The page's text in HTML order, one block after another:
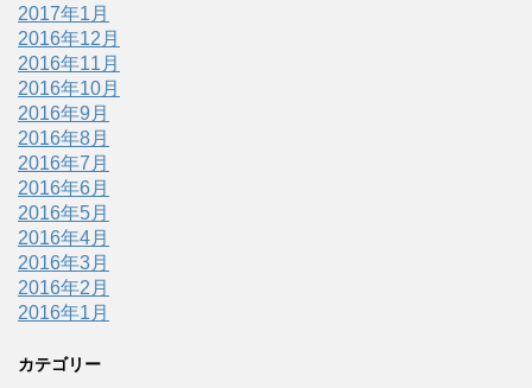
2017年1月
2016年12月
2016年11月
2016年10月
2016年9月
2016年8月
2016年7月
2016年6月
2016年5月
2016年4月
2016年3月
2016年2月
2016年1月
カテゴリー